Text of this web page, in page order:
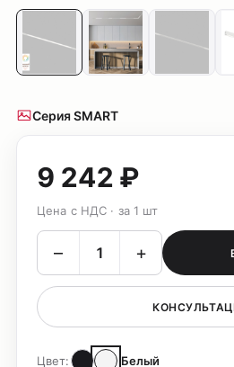
Серия SMART
9 242 ₽
Цена с НДС · за 1 шт
– +
Цвет: Белый